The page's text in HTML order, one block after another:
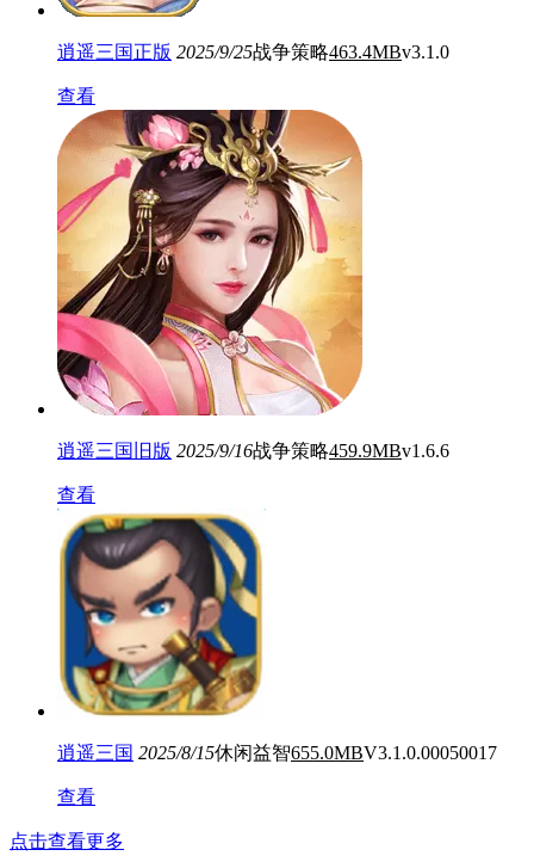
逍遥三国正版 2025/9/25战争策略463.4MBv3.1.0
查看
逍遥三国旧版 2025/9/16战争策略459.9MBv1.6.6
查看
逍遥三国 2025/8/15休闲益智655.0MBV3.1.0.00050017
查看
点击查看更多